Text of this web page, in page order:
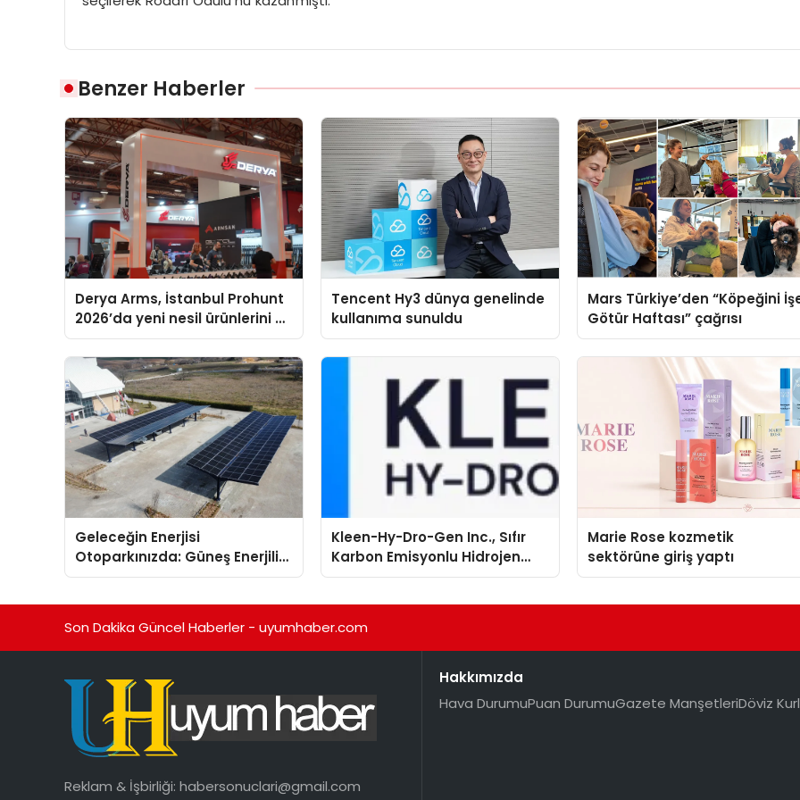
Benzer Haberler
Derya Arms, İstanbul Prohunt
2026’da yeni nesil ürünlerini ve
global marka vizyonunu
sergiledi
Tencent Hy3 dünya genelinde
kullanıma sunuldu
Mars Türkiye’den “Köpeğini
Götür Haftası” çağrısı
Geleceğin Enerjisi
Otoparkınızda: Güneş Enerjili
Carport (Solar Otopark)
Kleen-Hy-Dro-Gen Inc., Sıfır
Karbon Emisyonlu Hidrojen
Isıtma Teknolojisinde ISO ve
Marie Rose kozmetik
sektörüne giriş yaptı
Son Dakika Güncel Haberler - uyumhaber.com
Reklam & İşbirliği: habersonuclari@gmail.com
Hakkımızda
Hava DurumuPuan DurumuGazete ManşetleriDöviz